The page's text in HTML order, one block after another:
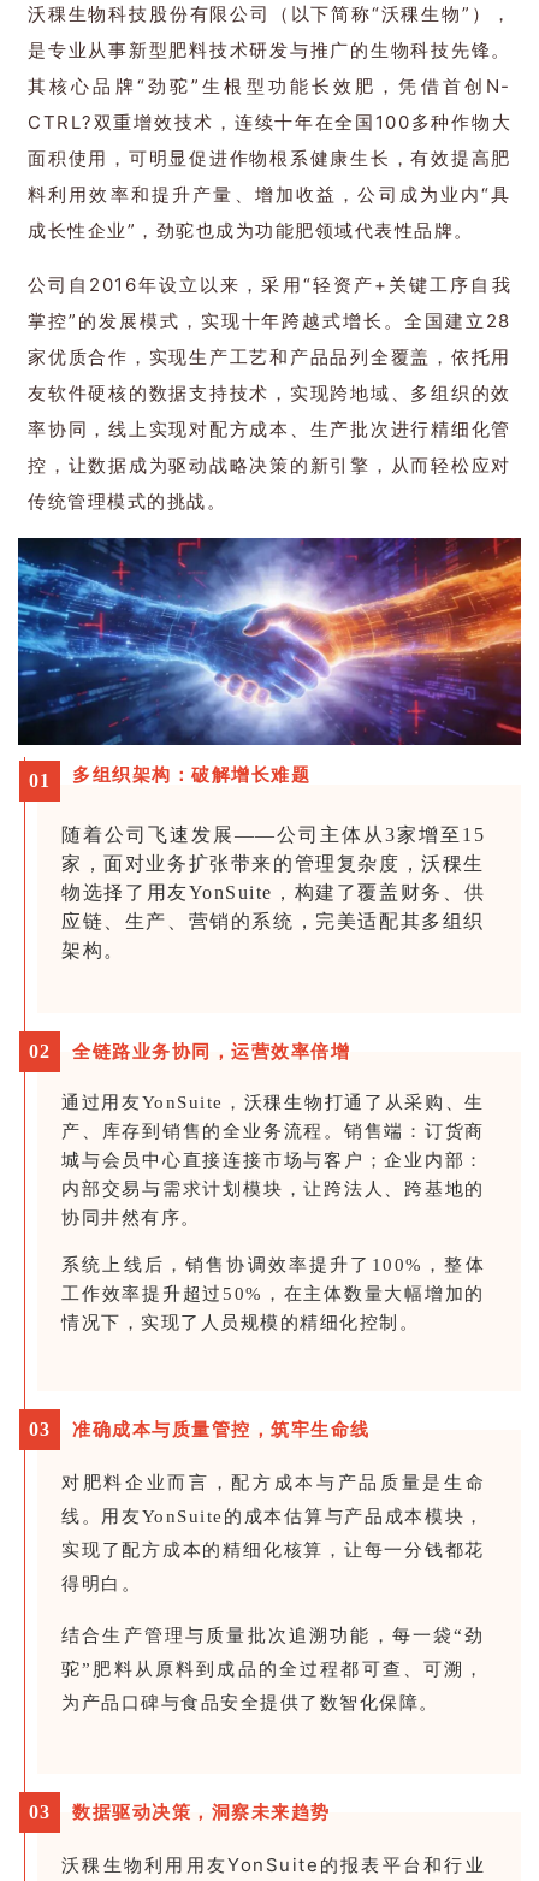
沃稞生物科技股份有限公司（以下简称“沃稞生物”），
是专业从事新型肥料技术研发与推广的生物科技先锋。
其核心品牌“劲驼”生根型功能长效肥，凭借首创N-
CTRL?双重增效技术，连续十年在全国100多种作物大
面积使用，可明显促进作物根系健康生长，有效提高肥
料利用效率和提升产量、增加收益，公司成为业内“具
成长性企业”，劲驼也成为功能肥领域代表性品牌。
公司自2016年设立以来，采用“轻资产+关键工序自我
掌控”的发展模式，实现十年跨越式增长。全国建立28
家优质合作，实现生产工艺和产品品列全覆盖，依托用
友软件硬核的数据支持技术，实现跨地域、多组织的效
率协同，线上实现对配方成本、生产批次进行精细化管
控，让数据成为驱动战略决策的新引擎，从而轻松应对
传统管理模式的挑战。
01 多组织架构： 破解增长难题
随着公司飞速发展——公司主体从3家增至15
家，面对业务扩张带来的管理复杂度，沃稞生
物选择了用友YonSuite，构建了覆盖财务、供
应链、生产、营销的系统，完美适配其多组织
架构。
02 全链路业务协同，运营效率倍增
通过用友YonSuite，沃稞生物打通了从采购、生
产、库存到销售的全业务流程。销售端：订货商
城与会员中心直接连接市场与客户；企业内部：
内部交易与需求计划模块，让跨法人、跨基地的
协同井然有序。
系统上线后，销售协调效率提升了100%，整体
工作效率提升超过50%，在主体数量大幅增加的
情况下，实现了人员规模的精细化控制。
03 准确成本与质量管控，筑牢生命线
对肥料企业而言，配方成本与产品质量是生命
线。用友YonSuite的成本估算与产品成本模块，
实现了配方成本的精细化核算，让每一分钱都花
得明白。
结合生产管理与质量批次追溯功能，每一袋“劲
驼”肥料从原料到成品的全过程都可查、可溯，
为产品口碑与食品安全提供了数智化保障。
03 数据驱动决策，洞察未来趋势
沃稞生物利用用友YonSuite的报表平台和行业